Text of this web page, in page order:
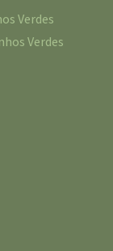
Verdes
Verdes